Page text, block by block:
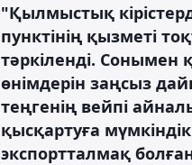
"Қылмыстық
пунктінің қызметі
тәркіленді. Сонымен
өнімдерін заңсыз
теңгенің вейпі
қысқартуға
экспортталмақ